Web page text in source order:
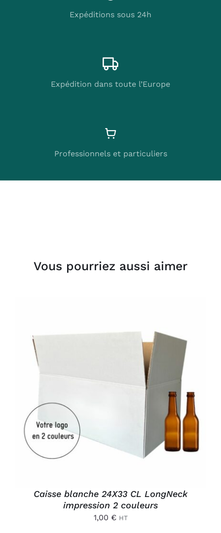
Expéditions sous 24h
Expédition dans toute l’Europe
Professionnels et particuliers
Vous pourriez aussi aimer
Caisse blanche 24X33 CL LongNeck
impression 2 couleurs
1,00 € HT